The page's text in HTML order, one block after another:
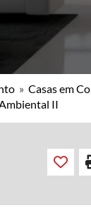
» Casas em
II